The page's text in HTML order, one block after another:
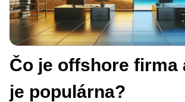
Čo je offshore firma
je populárna?